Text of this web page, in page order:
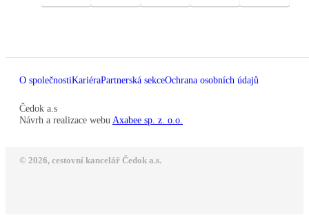
O společnostiKariéraPartnerská sekceOchrana osobních údajů
Čedok a.s
Návrh a realizace webu Axabee sp. z. o.o.
© 2026, cestovní kancelář Čedok a.s.